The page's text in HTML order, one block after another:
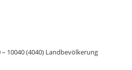
10040 (4040) Landbevölkerung